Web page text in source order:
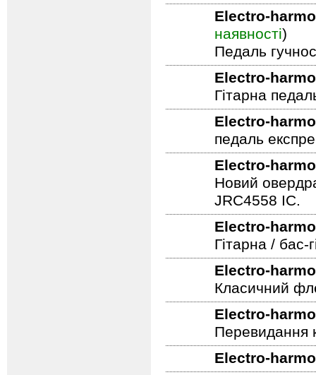
Electro-
наявності)
Педаль
Electro-
Гітарна
Electro-
педаль
Electro-
Новий
JRC4558 IC.
Electro-
Гітарна /
Electro-
Класичний
Electro-
Перевидання
Electro-